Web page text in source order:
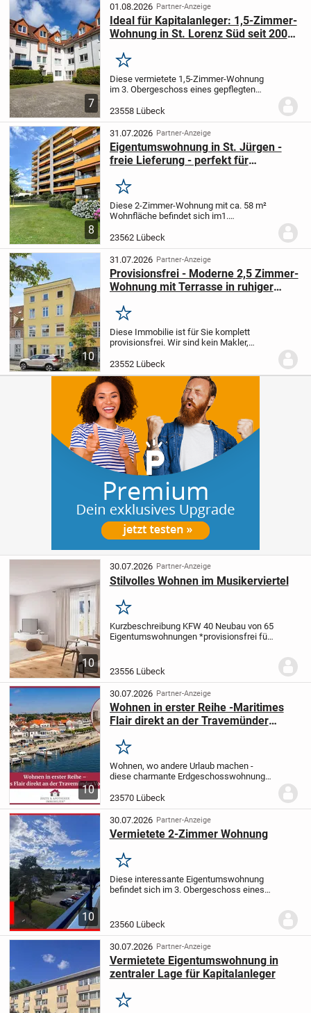
vergangenen Jahren...
7
01.08.2026 Partner-Anzeige
Ideal für Kapitalanleger: 1,5-Zimmer-
Wohnung in St. Lorenz Süd seit 2009
Merken
Diese vermietete 1,5-Zimmer-Wohnung
im 3. Obergeschoss eines gepflegten
St. Lorenz Süd ist genau das, wonach
viele Kapitalanleger suchen: ein
überschaubarer...
23558 Lübeck
8
31.07.2026 Partner-Anzeige
Eigentumswohnung in St. Jürgen -
freie Lieferung - perfekt für
Merken
Diese 2-Zimmer-Wohnung mit ca. 58 m²
Wohnfläche befindet sich im1.
Wohnanlage mit großzügigen
Die Wohnung ist bequem über einen
Fahrstuhl erreichbar...
23562 Lübeck
10
31.07.2026 Partner-Anzeige
Provisionsfrei - Moderne 2,5 Zimmer-
Wohnung mit Terrasse in ruhiger
Merken
Diese Immobilie ist für Sie komplett
provisionsfrei. Wir sind kein Makler,
den Privatverkauf Profis (Immobilien
Sherpa GmbH) verkaufen Eigentümer
ihre...
23552 Lübeck
10
30.07.2026 Partner-Anzeige
Stilvolles Wohnen im Musikerviertel
Merken
Kurzbeschreibung KFW 40 Neubau von 65
Eigentumswohnungen *provisionsfrei für
Zuhause im zentral gelegenen Stadtteil
St. Lorenz...
23556 Lübeck
10
30.07.2026 Partner-Anzeige
Wohnen in erster Reihe -Maritimes
Flair direkt an der Travemünder
Merken
Wohnen, wo andere Urlaub machen -
diese charmante Erdgeschosswohnung
hanseatische Eleganz mit dem
unbeschwerten Lebensgefühl eines der
schönsten Ostseebäder der...
23570 Lübeck
10
30.07.2026 Partner-Anzeige
Vermietete 2-Zimmer Wohnung
Merken
Diese interessante Eigentumswohnung
befindet sich im 3. Obergeschoss eines
langfristig gesicherten Mieteinnahmen
23560 Lübeck
30.07.2026 Partner-Anzeige
Vermietete Eigentumswohnung in
zentraler Lage für Kapitalanleger
Merken